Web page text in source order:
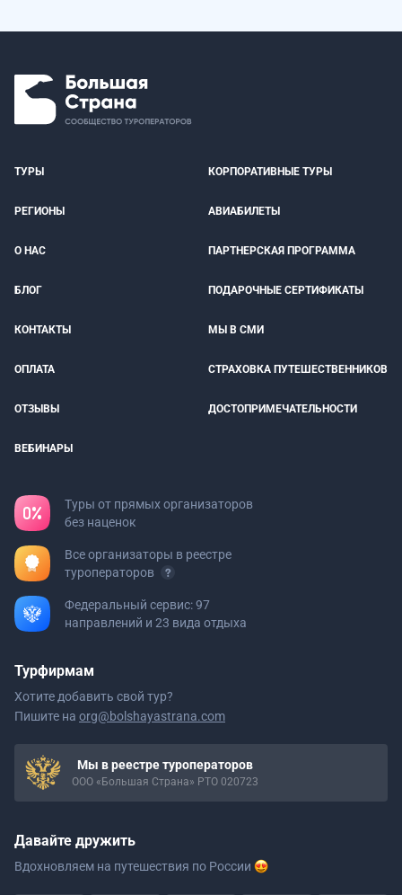
ТУРЫ КОРПОРАТИВНЫЕ ТУРЫ
РЕГИОНЫ АВИАБИЛЕТЫ
О НАС ПАРТНЕРСКАЯ ПРОГРАММА
БЛОГ ПОДАРОЧНЫЕ СЕРТИФИКАТЫ
КОНТАКТЫ МЫ В СМИ
ОПЛАТА СТРАХОВКА ПУТЕШЕСТВЕННИКОВ
ОТЗЫВЫ ДОСТОПРИМЕЧАТЕЛЬНОСТИ
ВЕБИНАРЫ
Туры от прямых организаторов
без наценок
Все организаторы в реестре
туроператоров
Федеральный сервис: 97
направлений и 23 вида отдыха
Турфирмам
Хотите добавить свой тур?
Пишите на org@bolshayastrana.com
Мы в реестре туроператоров
ООО «Большая Страна» РТО 020723
Давайте дружить
Вдохновляем на путешествия по России